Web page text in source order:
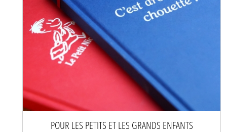
POUR LES PETITS ET LES GRANDS ENFANTS